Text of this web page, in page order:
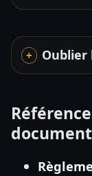
Oublier